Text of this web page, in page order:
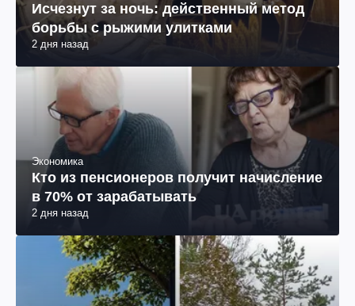
Исчезнут за ночь: действенный метод
борьбы с рыжими улитками
2 дня назад
Экономика
Кто из пенсионеров получит начисление
в 70% от зарабатывать
2 дня назад